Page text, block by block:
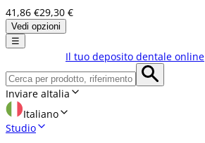
41,86 €29,30 €
Vedi opzioni
☰
Il tuo deposito dentale online
Inviare aItalia
Italiano
Studio